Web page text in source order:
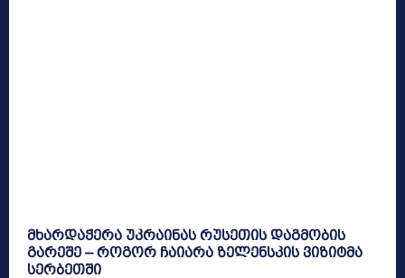
მხარდაჭერა უკრაინას რუსეთის დაგმობის
გარეშე – როგორ ჩაიარა ზელენსკის ვიზიტმა
სერბეთში